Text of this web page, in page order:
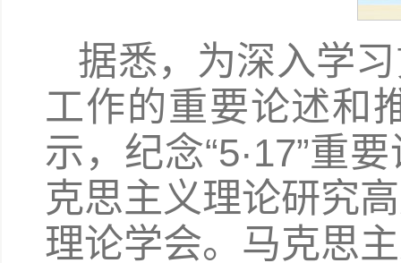
据悉，为深入学
工作的重要论述和
示，纪念“5·17”重
克思主义理论研究
理论学会。马克思